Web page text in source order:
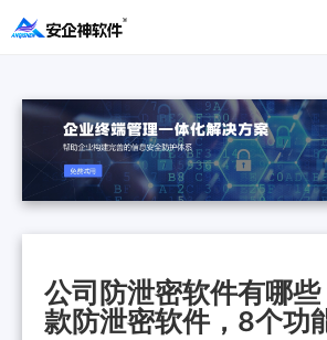
公司防泄密软件有哪
款防泄密软件，8个功